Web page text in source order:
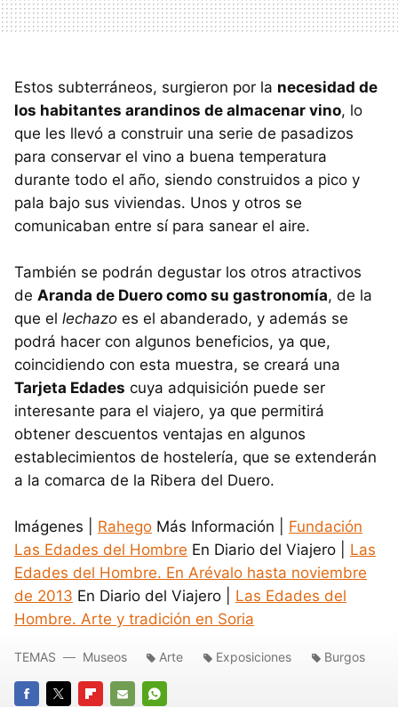
Estos subterráneos, surgieron por la necesidad de
los habitantes arandinos de almacenar vino, lo
que les llevó a construir una serie de pasadizos
para conservar el vino a buena temperatura
durante todo el año, siendo construidos a pico y
pala bajo sus viviendas. Unos y otros se
comunicaban entre sí para sanear el aire.
También se podrán degustar los otros atractivos
de Aranda de Duero como su gastronomía, de la
que el lechazo es el abanderado, y además se
podrá hacer con algunos beneficios, ya que,
coincidiendo con esta muestra, se creará una
Tarjeta Edades cuya adquisición puede ser
interesante para el viajero, ya que permitirá
obtener descuentos ventajas en algunos
establecimientos de hostelería, que se extenderán
a la comarca de la Ribera del Duero.
Imágenes | Rahego Más Información | Fundación
Las Edades del Hombre En Diario del Viajero | Las
Edades del Hombre. En Arévalo hasta noviembre
de 2013 En Diario del Viajero | Las Edades del
Hombre. Arte y tradición en Soria
TEMAS Museos Arte Exposiciones Burgos